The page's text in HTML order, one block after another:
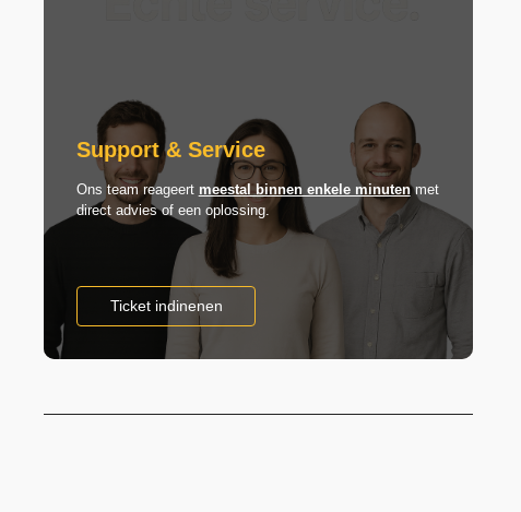
Support & Service
Ons team reageert meestal binnen enkele minutenmet
direct advies of een oplossing.
Ticket indinenen